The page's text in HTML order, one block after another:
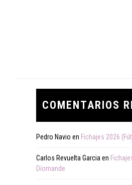
COMENTARIOS
Pedro Navio en Fichajes 2026
Carlos Revuelta Garciaen
Diomande